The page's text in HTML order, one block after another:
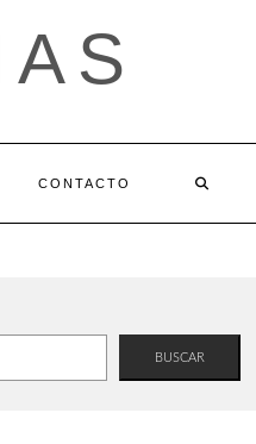
CONTACTO
BUSCAR